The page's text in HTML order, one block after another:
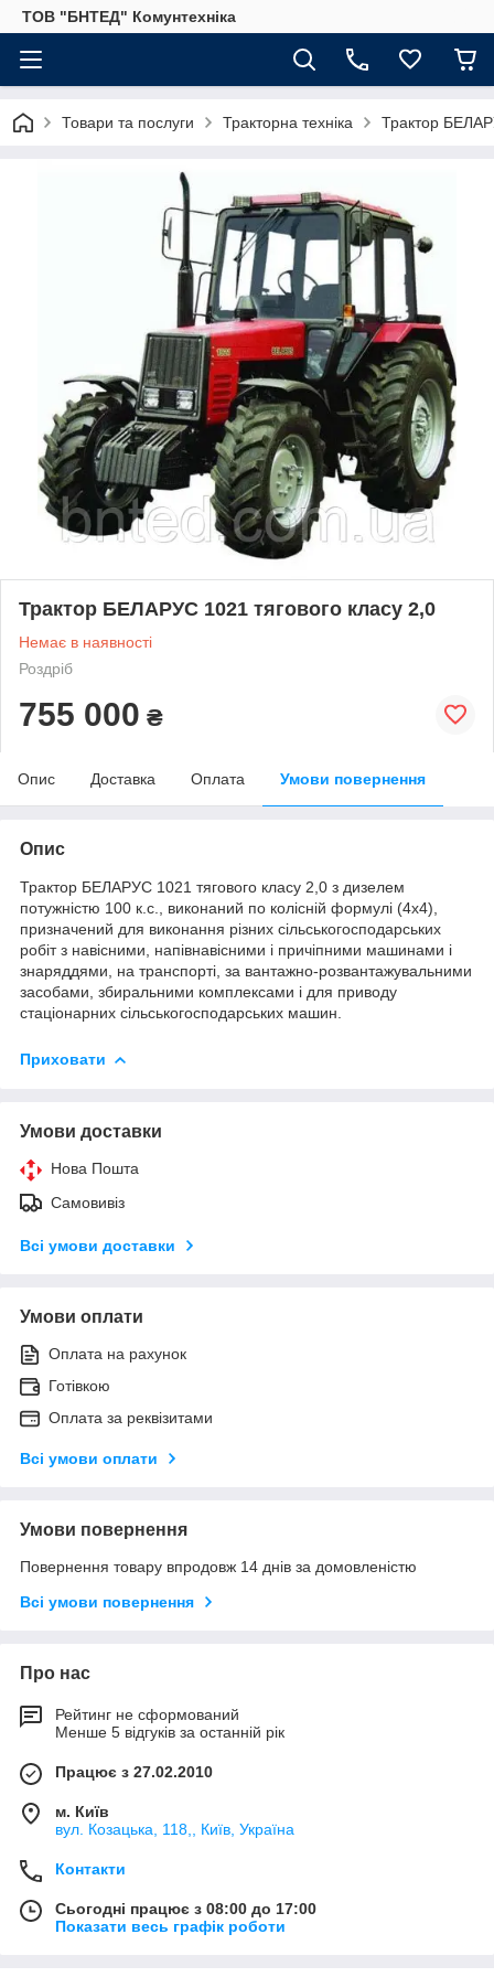
ТОВ "БНТЕД" Комунтехніка
Товари та послуги Тракторна техніка Трактор
Трактор БЕЛАРУС 1021 тягового класу 2,0
Немає в наявності
Роздріб
755 000 ₴
Опис Доставка Оплата Умови повернення
Опис
Трактор БЕЛАРУС 1021 тягового класу 2,0 з дизелем
потужністю 100 к.с., виконаний по колісній формулі (4х4),
призначений для виконання різних сільськогосподарських
робіт з навісними, напівнавісними і причіпними машинами і
знаряддями, на транспорті, за вантажно-розвантажувальними
засобами, збиральними комплексами і для приводу
стаціонарних сільськогосподарських машин.
Приховати
Умови доставки
Нова Пошта
Самовивіз
Всі умови доставки
Умови оплати
Оплата на рахунок
Готівкою
Оплата за реквізитами
Всі умови оплати
Умови повернення
Повернення товару впродовж 14 днів за домовленістю
Всі умови повернення
Про нас
Рейтинг не сформований
Менше 5 відгуків за останній рік
Працює з 27.02.2010
м. Київ
вул. Козацька, 118,, Київ, Україна
Контакти
Сьогодні працює з 08:00 до 17:00
Показати весь графік роботи